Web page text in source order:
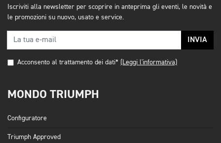
Iscriviti alla newsletter per scoprire in anteprima gli eventi, le novità e
le promozioni su nuovo, usato e service.
INVIA
Acconsento al trattamento dei dati* (Leggi l'informativa)
MONDO TRIUMPH
Configuratore
Triumph Approved